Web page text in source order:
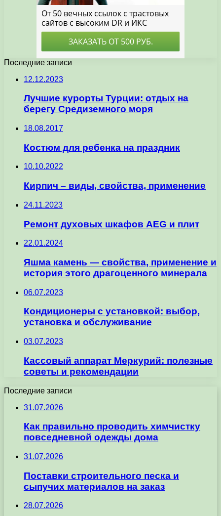
Последние записи
12.12.2023
Лучшие курорты Турции: отдых на
берегу Средиземного моря
18.08.2017
Костюм для ребенка на праздник
10.10.2022
Кирпич – виды, свойства, применение
24.11.2023
Ремонт духовых шкафов AEG и плит
22.01.2024
Яшма камень — свойства, применение и
история этого драгоценного минерала
06.07.2023
Кондиционеры с установкой: выбор,
установка и обслуживание
03.07.2023
Кассовый аппарат Меркурий: полезные
советы и рекомендации
Последние записи
31.07.2026
Как правильно проводить химчистку
повседневной одежды дома
31.07.2026
Поставки строительного песка и
сыпучих материалов на заказ
28.07.2026